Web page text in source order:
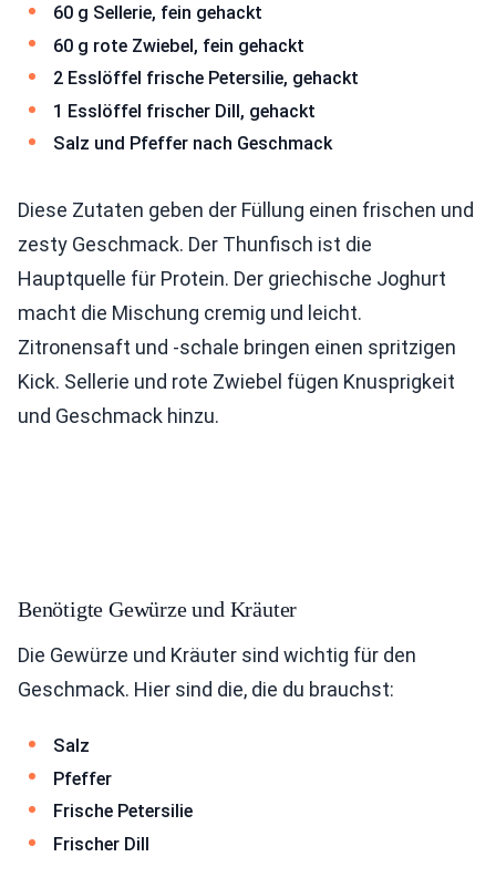
60 g Sellerie, fein gehackt
60 g rote Zwiebel, fein gehackt
2 Esslöffel frische Petersilie, gehackt
1 Esslöffel frischer Dill, gehackt
Salz und Pfeffer nach Geschmack
Diese Zutaten geben der Füllung einen frischen und
zesty Geschmack. Der Thunfisch ist die
Hauptquelle für Protein. Der griechische Joghurt
macht die Mischung cremig und leicht.
Zitronensaft und -schale bringen einen spritzigen
Kick. Sellerie und rote Zwiebel fügen Knusprigkeit
und Geschmack hinzu.
Benötigte Gewürze und Kräuter
Die Gewürze und Kräuter sind wichtig für den
Geschmack. Hier sind die, die du brauchst:
Salz
Pfeffer
Frische Petersilie
Frischer Dill